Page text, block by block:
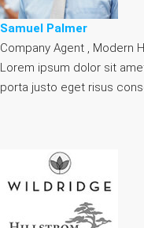
Samuel Palmer
Company Agent , Modern
Lorem ipsum dolor sit
porta justo eget risus